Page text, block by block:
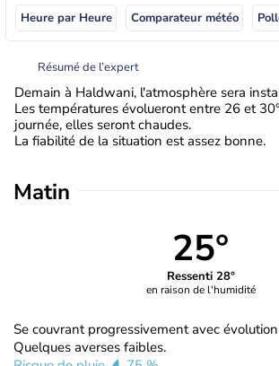
Heure par Heure Comparateur météo
Résumé de l’expert
Demain à Haldwani, l'atmosphère sera
Les températures évolueront entre 26 et
journée, elles seront chaudes.
La fiabilité de la situation est assez bonne.
Matin
25°
Ressenti 28°
en raison de l'humidité
Se couvrant progressivement avec
Quelques averses faibles.